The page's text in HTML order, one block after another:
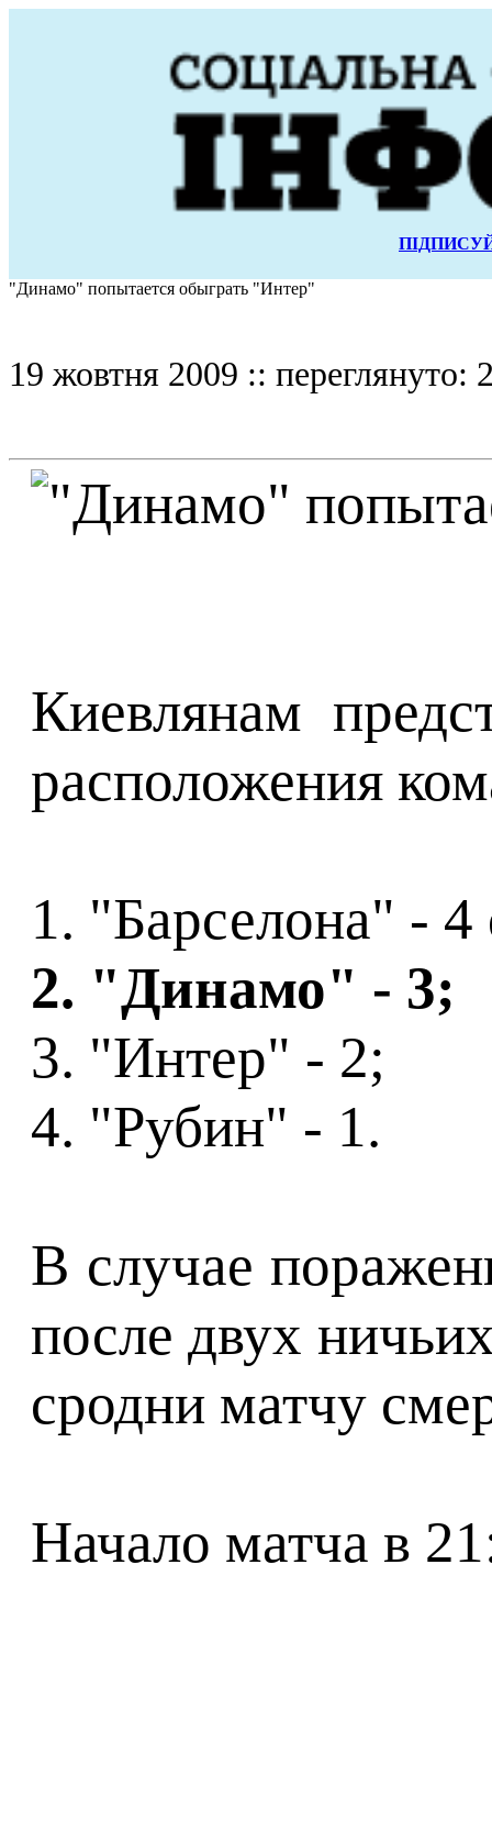
"Динамо" попытается обыграть "Интер"
19 жовтня 2009 :: переглянуто:
Киевлянам
расположения
1. "Барселона" - 4
2. "Динамо" - 3;
3. "Интер" - 2;
4. "Рубин" - 1.
В случае
после двух
сродни матчу
Начало матча в